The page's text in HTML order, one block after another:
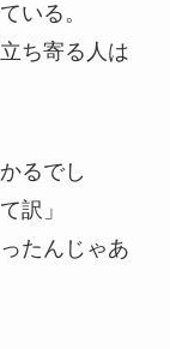
いる。
ち寄る人は
るでし
訳」
たんじゃあ